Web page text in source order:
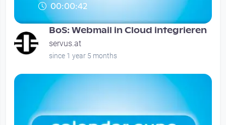
00:00:42
BoS: Webmail in Cloud integrieren
servus.at
since 1 year 5 months